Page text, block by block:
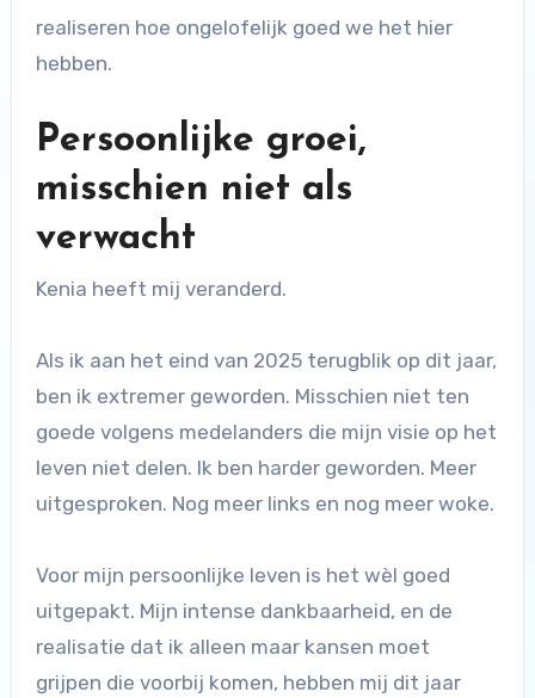
realiseren hoe ongelofelijk goed we het hier
hebben.
Persoonlijke groei,
misschien niet als
verwacht
Kenia heeft mij veranderd.
Als ik aan het eind van 2025 terugblik op dit jaar,
ben ik extremer geworden. Misschien niet ten
goede volgens medelanders die mijn visie op het
leven niet delen. Ik ben harder geworden. Meer
uitgesproken. Nog meer links en nog meer woke.
Voor mijn persoonlijke leven is het wèl goed
uitgepakt. Mijn intense dankbaarheid, en de
realisatie dat ik alleen maar kansen moet
grijpen die voorbij komen, hebben mij dit jaar